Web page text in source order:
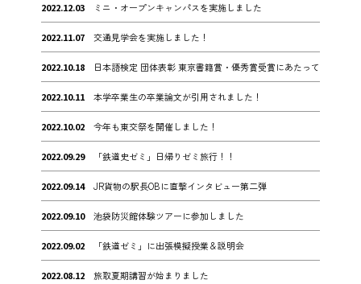
2022.12.03 ミニ・オープンキャンパスを実施しました
2022.11.07 交通見学会を実施しました！
2022.10.18 日本語検定 団体表彰 東京書籍賞・優秀賞受賞にあたって
2022.10.11 本学卒業生の卒業論文が引用されました！
2022.10.02 今年も東交祭を開催しました！
2022.09.29 「鉄道史ゼミ」日帰りゼミ旅行！！
2022.09.14 JR貨物の駅長OBに直撃インタビュー第二弾
2022.09.10 池袋防災館体験ツアーに参加しました
2022.09.02 「鉄道ゼミ」に出張模擬授業＆説明会
2022.08.12 旅取夏期講習が始まりました